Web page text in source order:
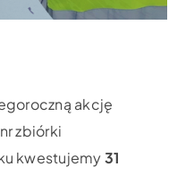
akcję
zbiórki
kwestujemy31